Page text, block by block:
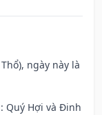
ngày này là
Quý Hợi và Đinh